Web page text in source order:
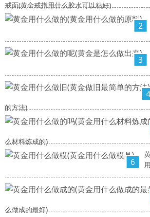
戒面(黄金戒指用什么胶水可以粘好)
2
3
4
的方法)
么材料炼成的)
6
么做成的最好)